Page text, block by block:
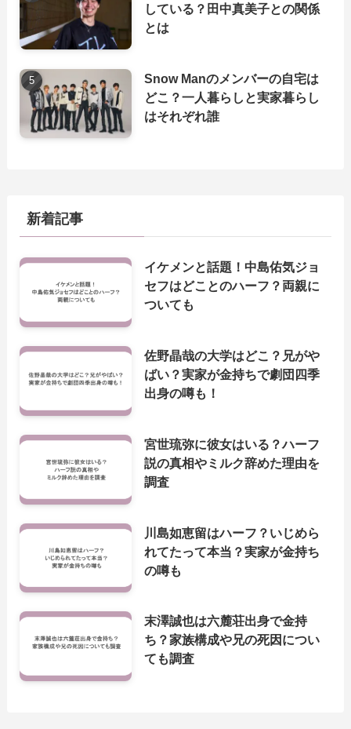
している？田中真美子との関係
とは
Snow Manのメンバーの自宅は
どこ？一人暮らしと実家暮らし
はそれぞれ誰
新着記事
イケメンと話題！中島佑気ジョ
セフはどことのハーフ？両親に
ついても
佐野晶哉の大学はどこ？兄がや
ばい？実家が金持ちで劇団四季
出身の噂も！
宮世琉弥に彼女はいる？ハーフ
説の真相やミルク辞めた理由を
調査
川島如恵留はハーフ？いじめら
れてたって本当？実家が金持ち
の噂も
末澤誠也は六麓荘出身で金持
ち？家族構成や兄の死因につい
ても調査